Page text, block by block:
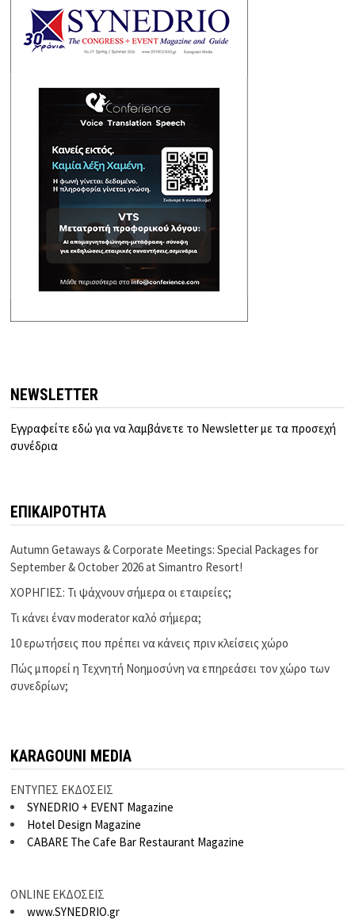
NEWSLETTER
Εγγραφείτε εδώ για να λαμβάνετε το Newsletter με τα προσεχή
συνέδρια
ΕΠΙΚΑΙΡΟΤΗΤΑ
Autumn Getaways & Corporate Meetings: Special Packages for
September & October 2026 at Simantro Resort!
ΧΟΡΗΓΙΕΣ: Τι ψάχνουν σήμερα οι εταιρείες;
Τι κάνει έναν moderator καλό σήμερα;
10 ερωτήσεις που πρέπει να κάνεις πριν κλείσεις χώρο
Πώς μπορεί η Τεχνητή Νοημοσύνη να επηρεάσει τον χώρο των
συνεδρίων;
KARAGOUNI MEDIA
ΕΝΤΥΠΕΣ ΕΚΔΟΣΕΙΣ
SYNEDRIO + EVENT Magazine
Hotel Design Magazine
CABARE The Cafe Bar Restaurant Magazine
ONLINE ΕΚΔΟΣΕΙΣ
www.SYNEDRIO.gr